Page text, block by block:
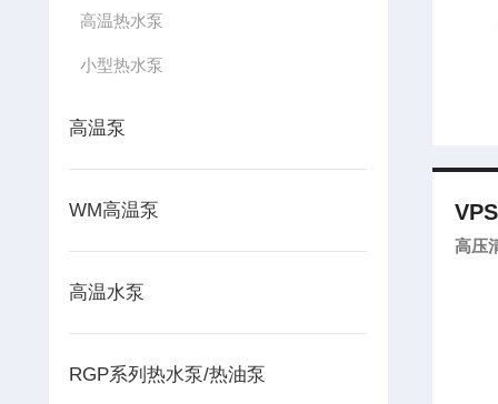
高温热水泵
小型热水泵
高温泵
WM高温泵
高温水泵
RGP系列热水泵/热油泵
高压